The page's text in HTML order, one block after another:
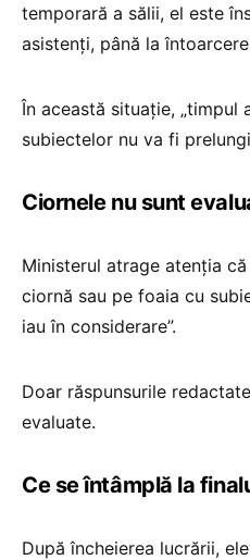
temporară a sălii, el este
asistenți, până la
În această situație, „timpul
subiectelor nu va fi
Ciornele nu sunt
Ministerul atrage atenția
ciornă sau pe foaia cu
iau în considerare”.
Doar răspunsurile
evaluate.
Ce se întâmplă la
După încheierea lucrării,